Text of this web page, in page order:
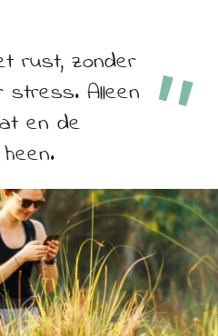
rust, zonder
stress. Alleen
en de